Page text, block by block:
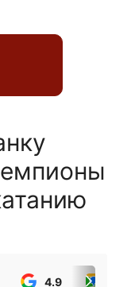
4.9